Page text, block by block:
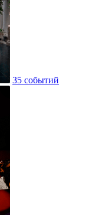
35 событий